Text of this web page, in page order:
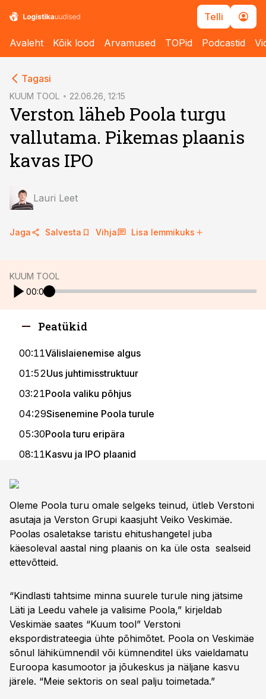
Telli
Avaleht Kõik lood Arvamused TOPid Podcastid
Tagasi
KUUM TOOL 22.06.26, 12:15
Verston läheb Poola turgu
vallutama. Pikemas plaanis
kavas IPO
Lauri Leet
Jaga Salvesta Vihja Lisa lemmikuks
KUUM TOOL
00:00
Peatükid
00:11Välislaienemise algus
01:52Uus juhtimisstruktuur
03:21Poola valiku põhjus
04:29Sisenemine Poola turule
05:30Poola turu eripära
08:11Kasvu ja IPO plaanid
16:09Smartekoni ost ja energia
20:03Terviklahendused taristuses
21:54Taristust energiani ja jalgpallini
Oleme Poola turu omale selgeks teinud, ütleb Verstoni
asutaja ja Verston Grupi kaasjuht Veiko Veskimäe.
Poolas osaletakse taristu ehitushangetel juba
käesoleval aastal ning plaanis on ka üle osta sealseid
ettevõtteid.
“Kindlasti tahtsime minna suurele turule ning jätsime
Läti ja Leedu vahele ja valisime Poola,” kirjeldab
Veskimäe saates “Kuum tool” Verstoni
ekspordistrateegia ühte põhimõtet. Poola on Veskimäe
sõnul lähikümnendil või kümnenditel üks vaieldamatu
Euroopa kasumootor ja jõukeskus ja näljane kasvu
järele. “Meie sektoris on seal palju toimetada.”